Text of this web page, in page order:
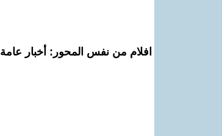
افلام من نفس المحور: أخبار عامة